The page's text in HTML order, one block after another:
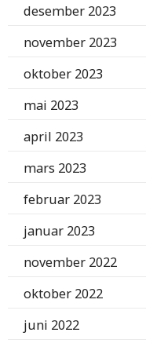
desember 2023
november 2023
oktober 2023
mai 2023
april 2023
mars 2023
februar 2023
januar 2023
november 2022
oktober 2022
juni 2022